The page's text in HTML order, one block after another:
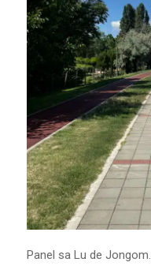
Panel sa Lu de Jongom.